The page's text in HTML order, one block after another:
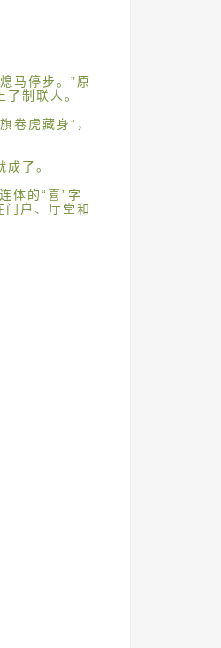
马停步。”原
制联人。
卷虎藏身”，
了。
体的“喜”字
门户、厅堂和